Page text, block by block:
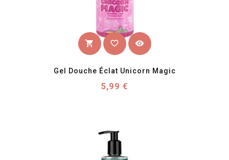
shopping_cart favorite_border visibility
Gel Douche Éclat Unicorn Magic
Prix
5,99 €